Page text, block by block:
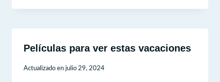
Películas para ver estas vacaciones
Actualizado en julio 29, 2024